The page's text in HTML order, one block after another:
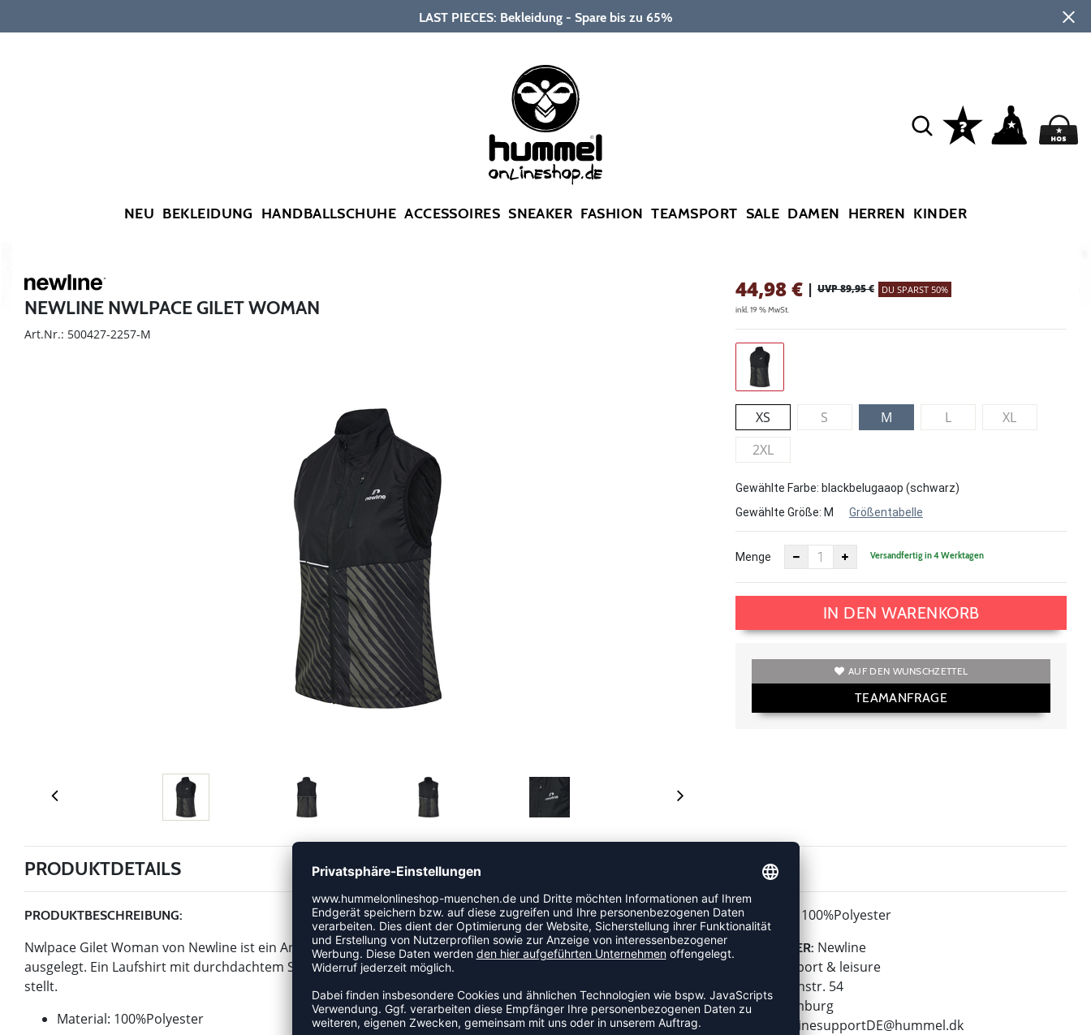
LAST PIECES: Bekleidung - Spare bis zu 65%
NEU BEKLEIDUNG HANDBALLSCHUHE ACCESSOIRES SNEAKER FASHION TEAMSPORT SALE DAMEN HERREN KINDER
NEWLINE NWLPACE GILET WOMAN
Art.Nr.: 500427-2257-M
44,98€ | UVP 89,95 € DU SPARST 50%
inkl. 19 % MwSt.
XS S M L
XL
2XL
Gewählte Farbe: blackbelugaaop (schwarz)
Gewählte Größe: M Größentabelle
Menge Versandfertig in 4 Werktagen
IN DEN WARENKORB
AUF DEN WUNSCHZETTEL
TEAMANFRAGE
PRODUKTDETAILS
PRODUKTBESCHREIBUNG:
Nwlpace Gilet Woman von Newline ist ein Artikel der Kategorie Laufshirt. Dieses Modell ist speziell für Damen
ausgelegt. Ein Laufshirt mit durchdachtem Schnitt, das Bewegungsfreiheit und Tragekomfort in den Mittelpunkt
stellt.
Material: 100%Polyester
MATERIAL: 100%Polyester
HERSTELLER: Newline
hummel sport & leisure
Leverkusenstr. 54
22761 Hamburg
onlinesupportDE@hummel.dk